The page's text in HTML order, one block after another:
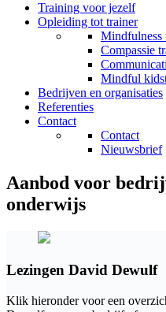
Training voor jezelf
Opleiding tot trainer
Mindfulness
Compassie
Mindful
Bedrijven en organisaties
Referenties
Contact
Contact
Nieuwsbrief
Aanbod voor
onderwijs
Lezingen David Dewulf
Klik hieronder voor een